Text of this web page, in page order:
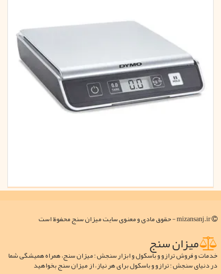
میزان سنج
خدمات و فروش ترازو و باسکول و ابزار سنجش ؛ میزان سنج، همراه همیشگی شما
در دنیای سنجش ؛ ترازو و باسکول برای هر نیاز، از میزان سنج بخواهید